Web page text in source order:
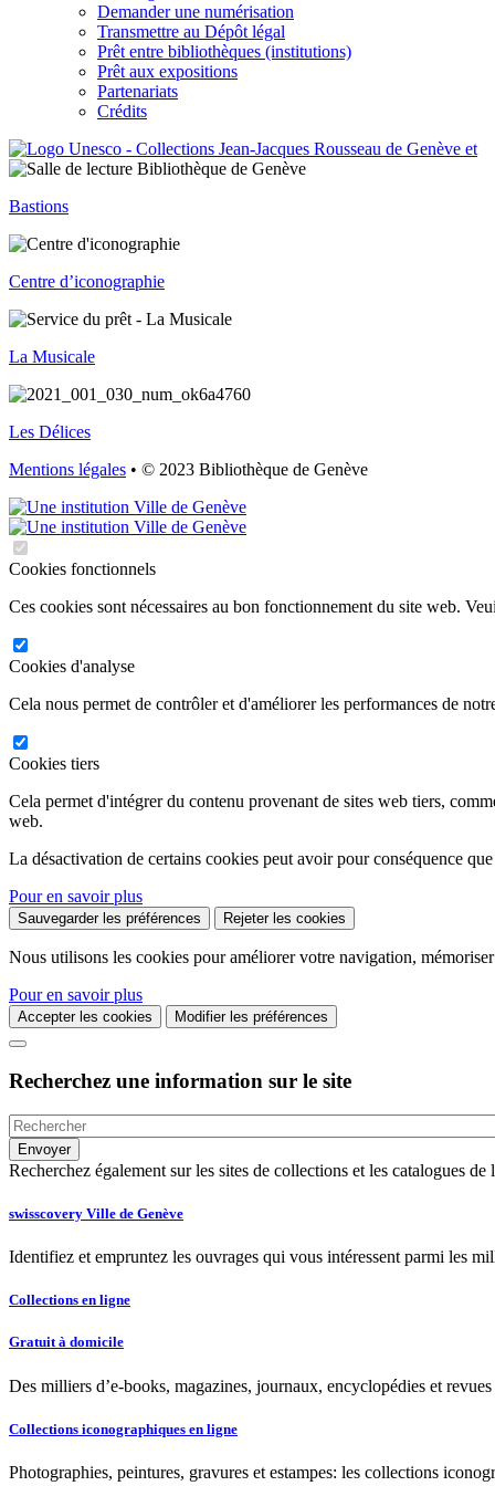
Demander une numérisation
Transmettre au Dépôt légal
Prêt entre bibliothèques (institutions)
Prêt aux expositions
Partenariats
Crédits
Bastions
Centre d’iconographie
La Musicale
Les Délices
Mentions légales • © 2023 Bibliothèque de Genève
Cookies fonctionnels
Ces cookies sont nécessaires au bon fonctionnement du site web.
Cookies d'analyse
Cela nous permet de contrôler et d'améliorer les performances de
Cookies tiers
Cela permet d'intégrer du contenu provenant de sites web tiers,
web.
La désactivation de certains cookies peut avoir pour conséquence
Pour en savoir plus
Sauvegarder les préférences Rejeter les cookies
Nous utilisons les cookies pour améliorer votre navigation,
Pour en savoir plus
Accepter les cookies Modifier les préférences
Recherchez une information sur le site
Recherchez également sur les sites de collections et les catalogues
swisscovery Ville de Genève
Identifiez et empruntez les ouvrages qui vous intéressent parmi les
Collections en ligne
Gratuit à domicile
Des milliers d’e-books, magazines, journaux, encyclopédies et
Collections iconographiques en ligne
Photographies, peintures, gravures et estampes: les collections